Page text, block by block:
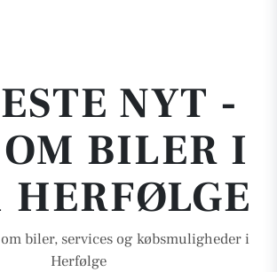
NYT -
BILER I
HERFØLGE
om biler, services og købsmuligheder i
Herfølge